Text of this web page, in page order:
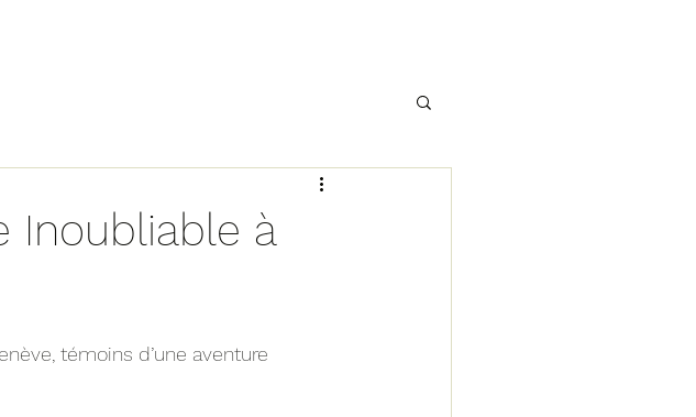
Inoubliable à
témoins d’une aventure